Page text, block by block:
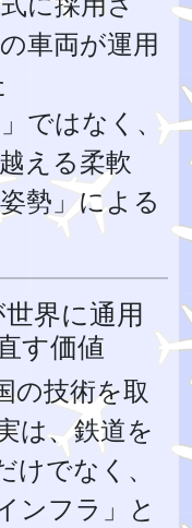
車両が運用
ではなく、
える柔軟
勢」による
界に通用
す価値
の技術を取
は、鉄道を
けでなく、
ンフラ」と